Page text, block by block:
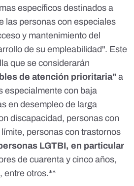
específicos destinados a
las personas con especiales
y mantenimiento del
de su empleabilidad". Este
que se considerarán
de atención prioritaria" a
especialmente con baja
en desempleo de larga
discapacidad, personas con
personas con trastornos
LGTBI, en particular
de cuarenta y cinco años,
entre otros.**